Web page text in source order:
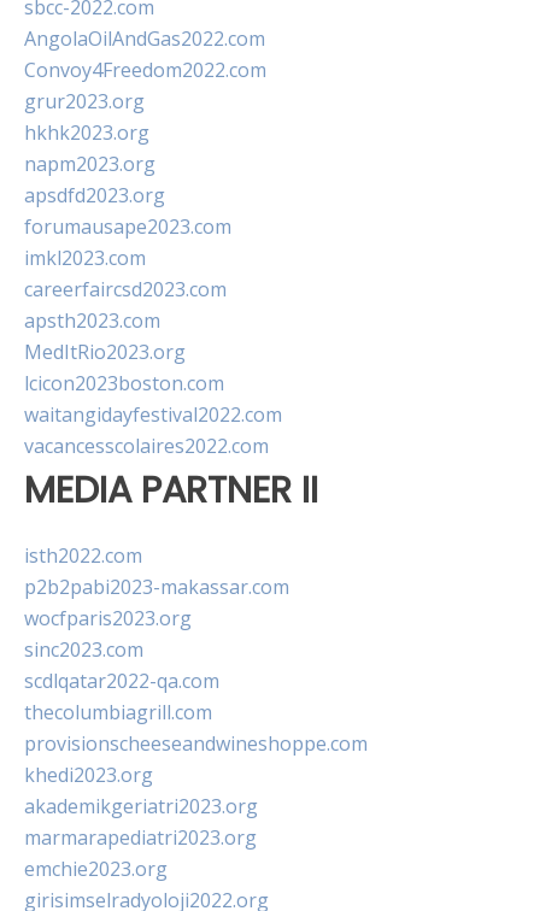
sbcc-2022.com
AngolaOilAndGas2022.com
Convoy4Freedom2022.com
grur2023.org
hkhk2023.org
napm2023.org
apsdfd2023.org
forumausape2023.com
imkl2023.com
careerfaircsd2023.com
apsth2023.com
MedItRio2023.org
lcicon2023boston.com
waitangidayfestival2022.com
vacancesscolaires2022.com
MEDIA PARTNER II
isth2022.com
p2b2pabi2023-makassar.com
wocfparis2023.org
sinc2023.com
scdlqatar2022-qa.com
thecolumbiagrill.com
provisionscheeseandwineshoppe.com
khedi2023.org
akademikgeriatri2023.org
marmarapediatri2023.org
emchie2023.org
girisimselradyoloji2022.org